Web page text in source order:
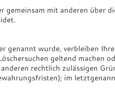
mit anderen über
genannt wurde, verbleiben
geltend machen
rechtlich zulässigen
im